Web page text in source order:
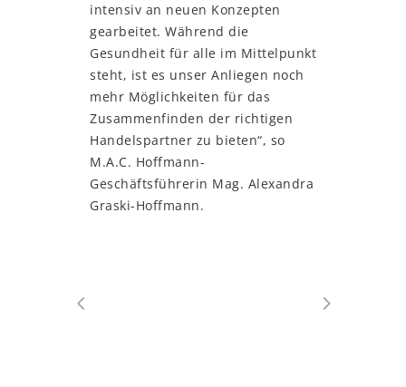
intensiv an neuen Konzepten
gearbeitet. Während die
Gesundheit für alle im Mittelpunkt
steht, ist es unser Anliegen noch
mehr Möglichkeiten für das
Zusammenfinden der richtigen
Handelspartner zu bieten“, so
M.A.C. Hoffmann-
Geschäftsführerin Mag. Alexandra
Graski-Hoffmann.